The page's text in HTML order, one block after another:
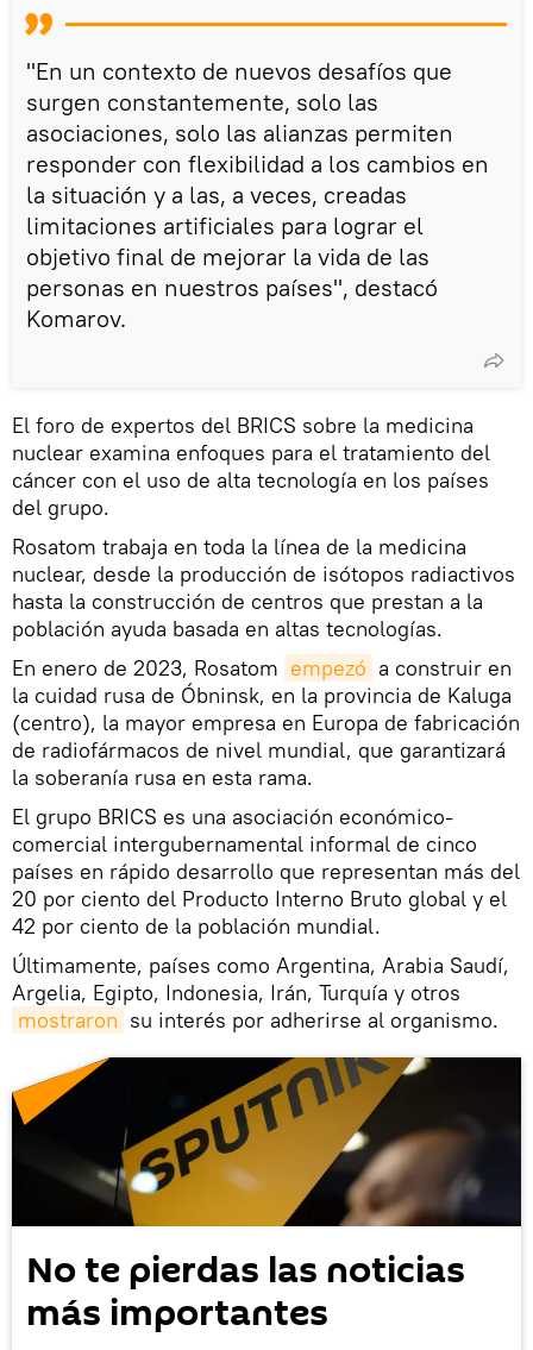
"En un contexto de nuevos desafíos que
surgen constantemente, solo las
asociaciones, solo las alianzas permiten
responder con flexibilidad a los cambios en
la situación y a las, a veces, creadas
limitaciones artificiales para lograr el
objetivo final de mejorar la vida de las
personas en nuestros países", destacó
Komarov.
El foro de expertos del BRICS sobre la medicina
nuclear examina enfoques para el tratamiento del
cáncer con el uso de alta tecnología en los países
del grupo.
Rosatom trabaja en toda la línea de la medicina
nuclear, desde la producción de isótopos radiactivos
hasta la construcción de centros que prestan a la
población ayuda basada en altas tecnologías.
En enero de 2023, Rosatom empezó a construir en
la cuidad rusa de Óbninsk, en la provincia de Kaluga
(centro), la mayor empresa en Europa de fabricación
de radiofármacos de nivel mundial, que garantizará
la soberanía rusa en esta rama.
El grupo BRICS es una asociación económico-
comercial intergubernamental informal de cinco
países en rápido desarrollo que representan más del
20 por ciento del Producto Interno Bruto global y el
42 por ciento de la población mundial.
Últimamente, países como Argentina, Arabia Saudí,
Argelia, Egipto, Indonesia, Irán, Turquía y otros
mostraron su interés por adherirse al organismo.
No te pierdas las noticias
más importantes